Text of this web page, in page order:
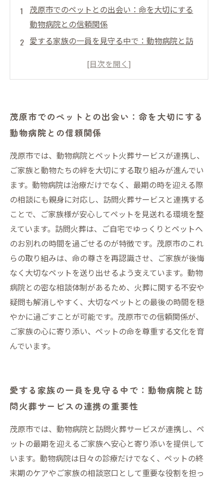
茂原市でのペットとの出会い：命を大切にする
動物病院との信頼関係
愛する家族の一員を見守る中で：動物病院と訪
後悔しないお見送りを目指して：茂原市の訪問
葬が織りなす温かいお別れの瞬間
未来に繋ぐ命の尊さ：茂原市で大切なペットと
最期まで寄り添う取り組みとは
訪問火葬サービスの特徴と利用の流れを徹底解
説
茂原市で安心してペットを見送るための動物病
院連携のポイントと相談方法
茂原市でのペットとの出会い：命を大切にする
動物病院との信頼関係
茂原市では、動物病院とペット火葬サービスが連携し、
ご家族と動物たちの絆を大切にする取り組みが進んでい
ます。動物病院は治療だけでなく、最期の時を迎える際
の相談にも親身に対応し、訪問火葬サービスと連携する
ことで、ご家族様が安心してペットを見送れる環境を整
えています。訪問火葬は、ご自宅でゆっくりとペットへ
のお別れの時間を過ごせるのが特徴です。茂原市のこれ
らの取り組みは、命の尊さを再認識させ、ご家族が後悔
なく大切なペットを送り出せるよう支えています。動物
病院との密な相談体制があるため、火葬に関する不安や
疑問も解消しやすく、大切なペットとの最後の時間を穏
やかに過ごすことが可能です。茂原市での信頼関係が、
ご家族の心に寄り添い、ペットの命を尊重する文化を育
んでいます。
愛する家族の一員を見守る中で：動物病院と訪
問火葬サービスの連携の重要性
茂原市では、動物病院と訪問火葬サービスが連携し、ペ
ットの最期を迎えるご家族へ安心と寄り添いを提供して
います。動物病院は日々の診療だけでなく、ペットの終
末期のケアやご家族の相談窓口として重要な役割を担っ